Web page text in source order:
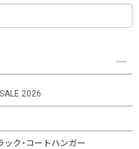
2026
ック・コートハンガー